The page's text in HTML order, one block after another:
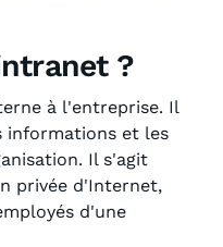
?
à l'entreprise. Il
informations et les
Il s'agit
privée d'Internet,
d'une